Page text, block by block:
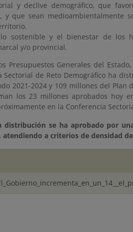
y declive demográfico, que
y que sean medioambientalmente
sostenible y el bienestar de los
y/o provincial.
Presupuestos Generales del
Sectorial de Reto Demográfico ha
2021-2024 y 109 millones del Plan
los 23 millones aprobados hoy
en la Conferencia
distribución se ha aprobado por
a criterios de densidad